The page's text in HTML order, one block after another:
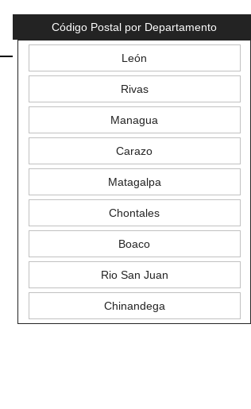
Código Postal por Departamento
León
Rivas
Managua
Carazo
Matagalpa
Chontales
Boaco
Rio San Juan
Chinandega